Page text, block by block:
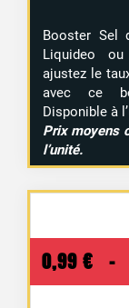
Booster Sel
Liquideo
ajustez le
avec ce
Disponible à
Prix moyens
l’unité.
0,99 € –